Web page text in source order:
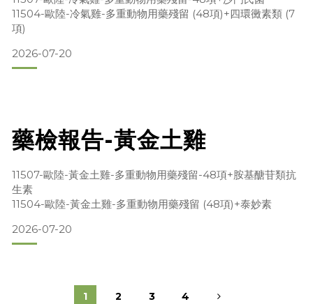
11504-歐陸-冷氣雞-多重動物用藥殘留 (48項)+四環黴素類 (7
項)
2026-07-20
藥檢報告-黃金土雞
11507-歐陸-黃金土雞-多重動物用藥殘留-48項+胺基醣苷類抗
生素
11504-歐陸-黃金土雞-多重動物用藥殘留 (48項)+泰妙素
2026-07-20
1 2 3 4